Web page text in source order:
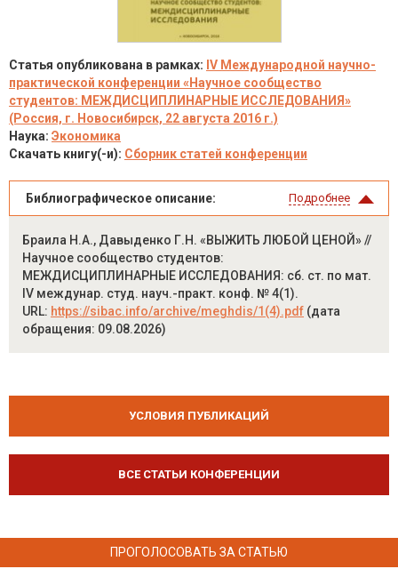
Статья опубликована в рамках: IV Международной научно-
практической конференции «Научное сообщество
студентов: МЕЖДИСЦИПЛИНАРНЫЕ ИССЛЕДОВАНИЯ»
(Россия, г. Новосибирск, 22 августа 2016 г.)
Наука: Экономика
Скачать книгу(-и): Сборник статей конференции
Библиографическое описание: Подробнее
Браила Н.А., Давыденко Г.Н. «ВЫЖИТЬ ЛЮБОЙ ЦЕНОЙ» //
Научное сообщество студентов:
МЕЖДИСЦИПЛИНАРНЫЕ ИССЛЕДОВАНИЯ: сб. ст. по мат.
IV междунар. студ. науч.-практ. конф. № 4(1).
URL: https://sibac.info/archive/meghdis/1(4).pdf (дата
обращения: 09.08.2026)
УСЛОВИЯ ПУБЛИКАЦИЙ
ВСЕ СТАТЬИ КОНФЕРЕНЦИИ
ПРОГОЛОСОВАТЬ ЗА СТАТЬЮ